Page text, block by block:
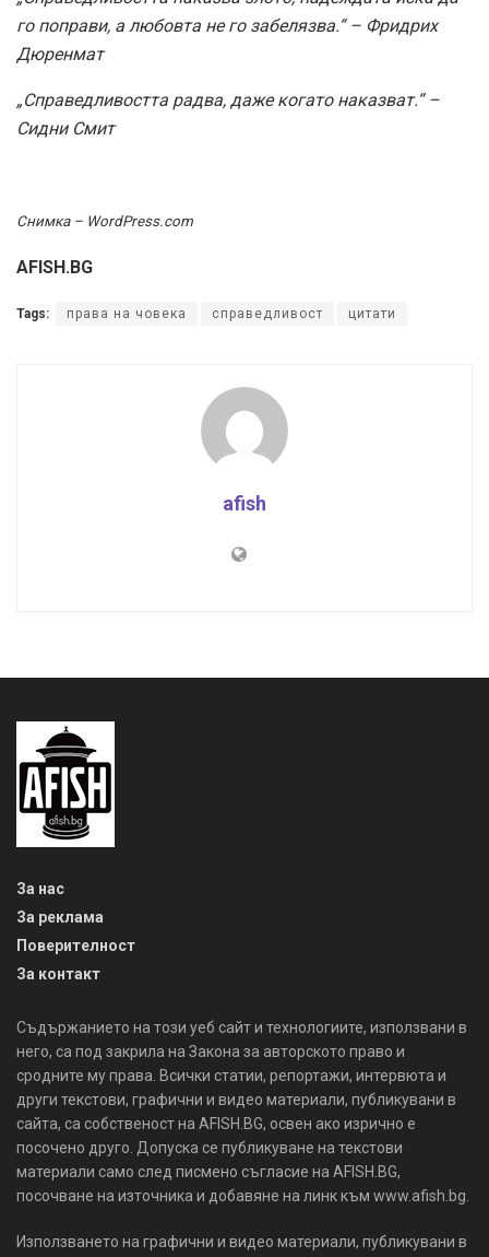
го поправи, а любовта не го забелязва.“ – Фридрих
Дюренмат
„Справедливостта радва, даже когато наказват.“ –
Сидни Смит
Снимка – WordPress.com
AFISH.BG
Tags: права на човека справедливост цитати
afish
За нас
За реклама
Поверителност
За контакт
Съдържанието на този уеб сайт и технологиите, използвани в
него, са под закрила на Закона за авторското право и
сродните му права. Всички статии, репортажи, интервюта и
други текстови, графични и видео материали, публикувани в
сайта, са собственост на AFISH.BG, освен ако изрично е
посочено друго. Допуска се публикуване на текстови
материали само след писмено съгласие на AFISH.BG,
посочване на източника и добавяне на линк към www.afish.bg.
Използването на графични и видео материали, публикувани в